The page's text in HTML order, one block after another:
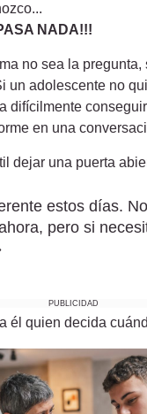
NADA!!!
no sea la pregunta,
un adolescente no
difícilmente
en una
dejar una puerta
estos días.
pero si
PUBLICIDAD
él quien decida